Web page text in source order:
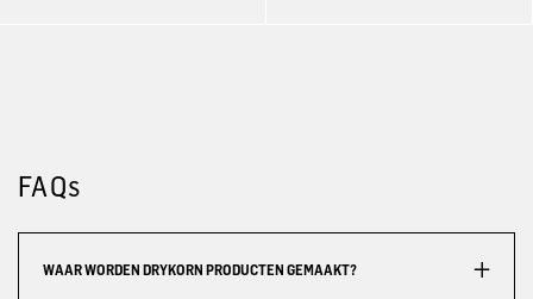
FAQs
WAAR WORDEN DRYKORN PRODUCTEN GEMAAKT?